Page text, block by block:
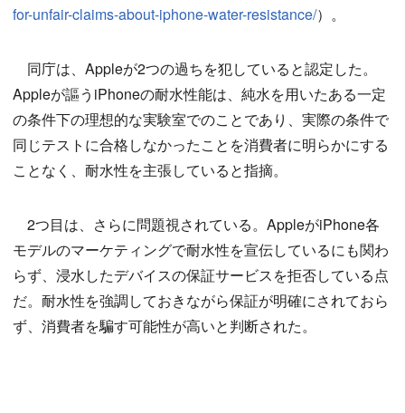
for-unfair-claims-about-iphone-water-resistance/）。
同庁は、Appleが2つの過ちを犯していると認定した。
Appleが謳うiPhoneの耐水性能は、純水を用いたある一定
の条件下の理想的な実験室でのことであり、実際の条件で
同じテストに合格しなかったことを消費者に明らかにする
ことなく、耐水性を主張していると指摘。
2つ目は、さらに問題視されている。AppleがiPhone各
モデルのマーケティングで耐水性を宣伝しているにも関わ
らず、浸水したデバイスの保証サービスを拒否している点
だ。耐水性を強調しておきながら保証が明確にされておら
ず、消費者を騙す可能性が高いと判断された。